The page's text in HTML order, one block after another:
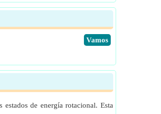
​Vamos
de energía rotacional. Esta